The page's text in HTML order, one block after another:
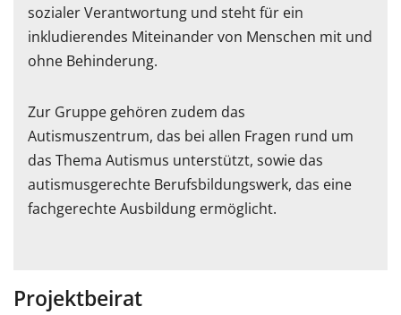
sozialer Verantwortung und steht für ein
inkludierendes Miteinander von Menschen mit und
ohne Behinderung.
Zur Gruppe gehören zudem das
Autismuszentrum, das bei allen Fragen rund um
das Thema Autismus unterstützt, sowie das
autismusgerechte Berufsbildungswerk, das eine
fachgerechte Ausbildung ermöglicht.
Projektbeirat